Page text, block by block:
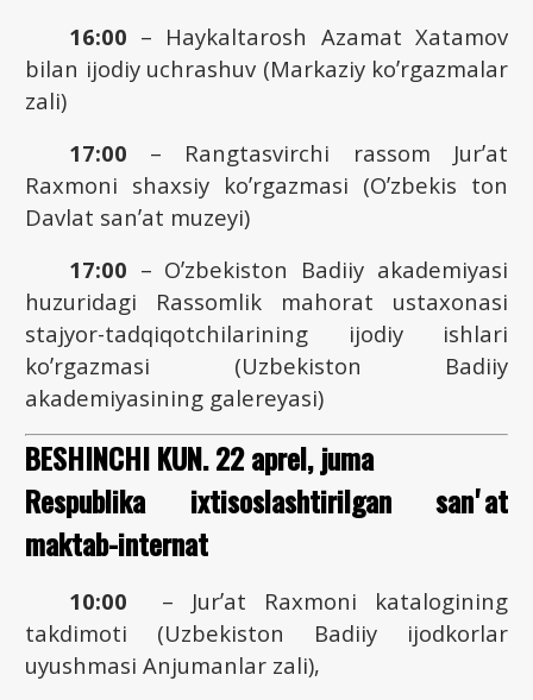
16:00 – Haykaltarosh Аzamat Xatamov
bilan ijodiy uchrashuv (Markaziy koʼrgazmalar
zali)
17:00 – Rangtasvirchi rassom Jurʼat
Raxmoni shaxsiy koʼrgazmasi (Oʼzbekis ton
Davlat sanʼat muzeyi)
17:00 – Oʼzbekiston Badiiy akademiyasi
huzuridagi Rassomlik mahorat ustaxonasi
stajyor-tadqiqotchilarining ijodiy ishlari
koʼrgazmasi (Uzbekiston Badiiy
akademiyasining galereyasi)
BESHINCHI KUN. 22 aprel, juma
Respublika ixtisoslashtirilgan sanʼat
maktab-internat
10:00 – Jurʼat Raxmoni katalogining
takdimoti (Uzbekiston Badiiy ijodkorlar
uyushmasi Аnjumanlar zali),